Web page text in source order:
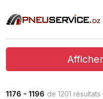
1176 - 1196 de 1201 résultats